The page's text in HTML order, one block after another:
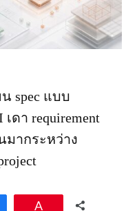
spec แบบ
ดา requirement
มากระหว่าง